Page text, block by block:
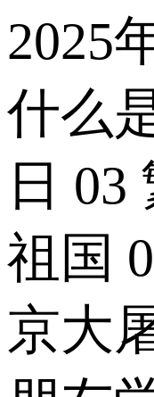
2025
什么
日 03
祖国
京大